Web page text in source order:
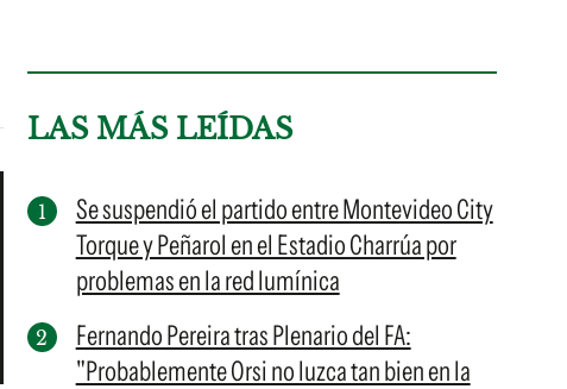
LAS MÁS LEÍDAS
Se suspendió el partido entre Montevideo City
Torque y Peñarol en el Estadio Charrúa por
problemas en la red lumínica
Fernando Pereira tras Plenario del FA:
"Probablemente Orsi no luzca tan bien en la